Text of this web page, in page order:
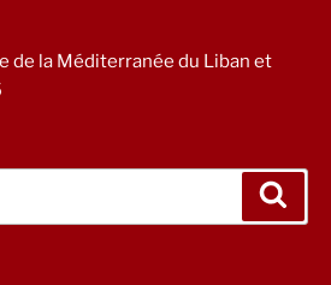
de la Méditerranée du Liban et